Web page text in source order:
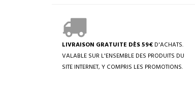
LIVRAISON GRATUITE DÈS 59€ D'ACHATS.
VALABLE SUR L'ENSEMBLE DES PRODUITS DU
SITE INTERNET, Y COMPRIS LES PROMOTIONS.